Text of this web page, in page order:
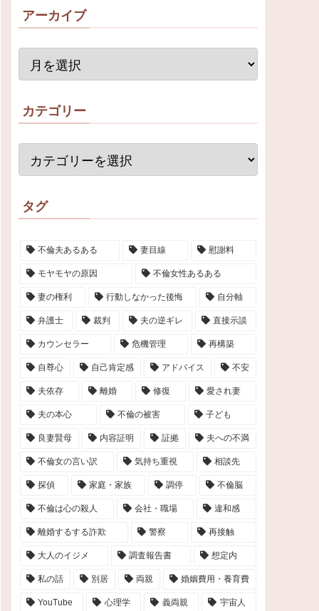
アーカイブ
カテゴリー
タグ
不倫夫あるある 妻目線 慰謝料
モヤモヤの原因 不倫女性あるある
妻の権利 行動しなかった後悔 自分軸
弁護士 裁判 夫の逆ギレ 直接示談
カウンセラー 危機管理 再構築
自尊心 自己肯定感 アドバイス 不安
夫依存 離婚 修復 愛され妻
夫の本心 不倫の被害 子ども
良妻賢母 内容証明 証拠 夫への不満
不倫女の言い訳 気持ち重視 相談先
探偵 家庭・家族 調停 不倫脳
不倫は心の殺人 会社・職場 違和感
離婚するする詐欺 警察 再接触
大人のイジメ 調査報告書 想定内
私の話 別居 両親 婚姻費用・養育費
YouTube 心理学 義両親 宇宙人